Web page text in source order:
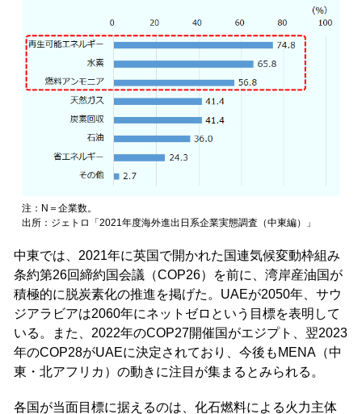
注：N＝企業数。
出所：ジェトロ「2021年度海外進出日系企業実態調査（中東編）」
中東では、2021年に英国で開かれた国連気候変動枠組み
条約第26回締約国会議（COP26）を前に、湾岸産油国が
積極的に脱炭素化の推進を掲げた。UAEが2050年、サウ
ジアラビアは2060年にネットゼロという目標を表明して
いる。また、2022年のCOP27開催国がエジプト、翌2023
年のCOP28がUAEに決定されており、今後もMENA（中
東・北アフリカ）の動きに注目が集まるとみられる。
各国が当面目標に据えるのは、化石燃料による火力主体